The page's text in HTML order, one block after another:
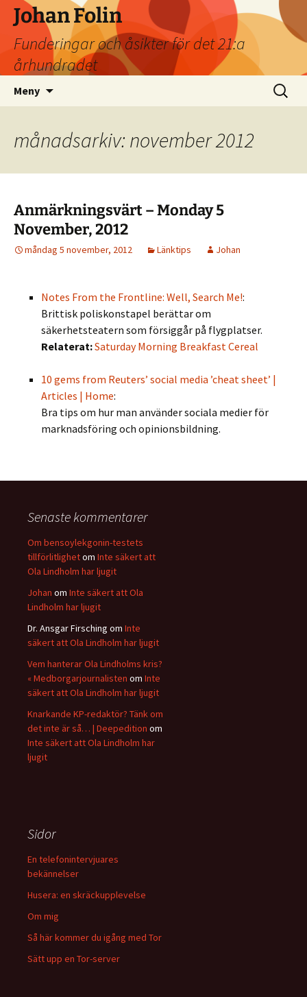
Johan Folin
Funderingar och åsikter för det 21:a
århundradet
Meny
Sök
efter:
månadsarkiv: november 2012
Anmärkningsvärt – Monday 5
November, 2012
måndag 5 november, 2012 Länktips Johan
Notes From the Frontline: Well, Search Me!:
Brittisk poliskonstapel berättar om
säkerhetsteatern som försiggår på flygplatser.
Relaterat:Saturday Morning Breakfast Cereal
10 gems from Reuters’ social media ’cheat sheet’ |
Articles | Home:
Bra tips om hur man använder sociala medier för
marknadsföring och opinionsbildning.
Senaste kommentarer
Om bensoylekgonin-testets
tillförlitlighetom Inte säkert att
Ola Lindholm har ljugit
Johan om Inte säkert att Ola
Lindholm har ljugit
Dr. Ansgar Firsching om Inte
säkert att Ola Lindholm har ljugit
Vem hanterar Ola Lindholms kris?
« Medborgarjournalisten om Inte
säkert att Ola Lindholm har ljugit
Knarkande KP-redaktör? Tänk om
det inte är så… | Deepedition om
Inte säkert att Ola Lindholm har
ljugit
Sidor
En telefonintervjuares
bekännelser
Husera: en skräckupplevelse
Om mig
Så här kommer du igång med Tor
Sätt upp en Tor-server